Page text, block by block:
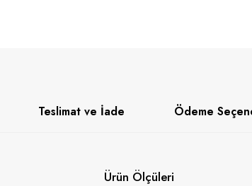
Teslimat ve İade Ödeme
Ürün Ölçüleri